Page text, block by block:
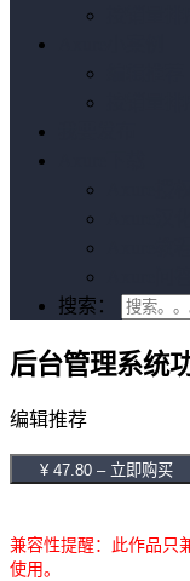
搜索：
后台管理系统
编辑推荐
¥ 47.80 – 立即购买
兼容性提醒：此作品只
使用。